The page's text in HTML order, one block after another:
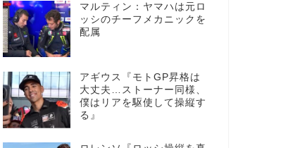
マルティン：ヤマハは元ロ
ッシのチーフメカニックを
配属
アギウス『モトGP昇格は
大丈夫…ストーナー同様、
僕はリアを駆使して操縦す
る』